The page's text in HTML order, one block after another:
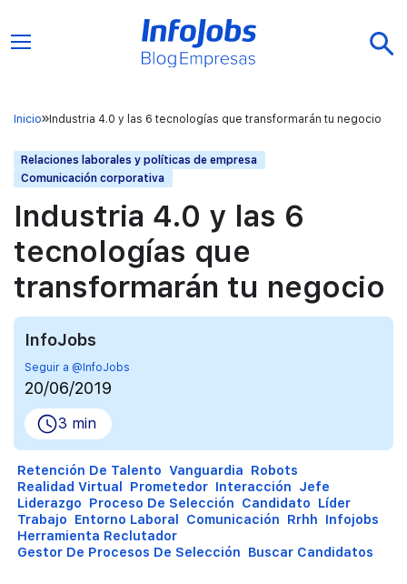
Inicio Industria 4.0 y las 6 tecnologías que transformarán tu negocio
Relaciones laborales y políticas de empresa
Comunicación corporativa
Industria 4.0 y las 6
tecnologías que
transformarán tu negocio
InfoJobs
Seguir a @InfoJobs
20/06/2019
3 min
Retención De Talento Vanguardia Robots
Realidad Virtual Prometedor Interacción Jefe
Liderazgo Proceso De Selección Candidato Líder
Trabajo Entorno Laboral Comunicación Rrhh Infojobs
Herramienta Reclutador
Gestor De Procesos De Selección Buscar Candidatos